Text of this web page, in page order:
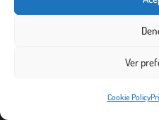
Este sitio web utiliza cookies para garantizar
Ver
Cookie Policy
Todos los